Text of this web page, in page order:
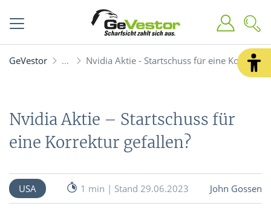
GeVestor Nvidia Aktie - Startschuss für eine Korrektur
Nvidia Aktie – Startschuss für
eine Korrektur gefallen?
USA 1 min | Stand 29.06.2023 John Gossen